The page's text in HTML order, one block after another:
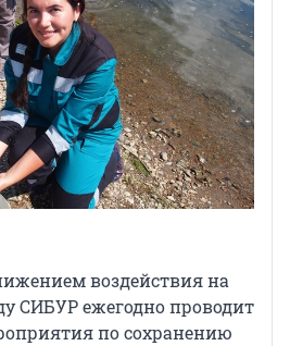
воздействия на
СИБУР ежегодно проводит
по сохранению